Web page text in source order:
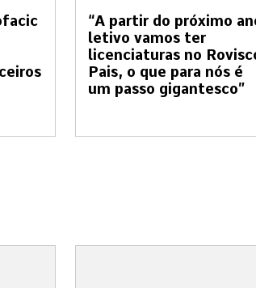
“A partir do próximo
letivo vamos ter
licenciaturas no
Pais, o que para nós é
um passo gigantesco”